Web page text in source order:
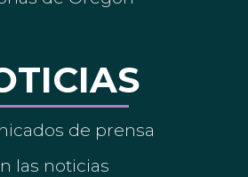
de prensa
las noticias